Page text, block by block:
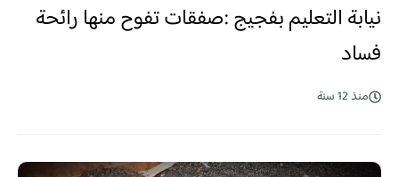
نيابة التعليم بفجيج :صفقات تفوح منها رائحة
فساد
منذ 12 سنة